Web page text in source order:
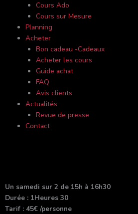
Cours Ado
Cours sur Mesure
Planning
Acheter
Bon cadeau -Cadeaux
Acheter les cours
Guide achat
FAQ
Avis clients
Actualités
Revue de presse
Contact
Un samedi sur 2 de 15h à 16h30
Durée : 1Heures 30
Tarif : 45€ /personne